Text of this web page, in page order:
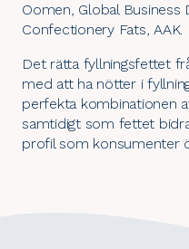
Oomen, Global
Confectionery Fats, AAK.
Det rätta fyllningsfettet
med att ha nötter i
perfekta kombinationen
samtidigt som fettet
profil som konsumenter